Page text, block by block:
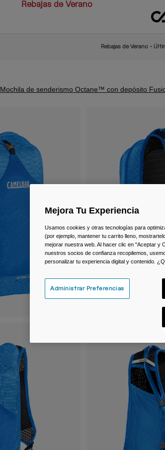
Rebajas de Verano
Rebajas de Verano -
Mochila de senderismo Octane™ con depósito
Mejora Tu Experiencia
Usamos cookies y otras tecnologías para
(por ejemplo, mantener tu carrito lleno,
mejorar nuestra web. Al hacer clic en "Aceptar y
nuestros socios de confianza recopilemos,
personalizar tu experiencia digital y contenido.
Administrar Preferencias